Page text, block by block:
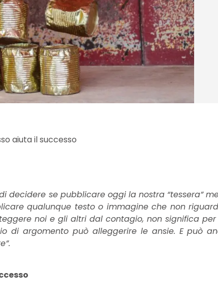
aiuta il successo
se pubblicare oggi la nostra “tessera”
qualunque testo o immagine che non
noi e gli altri dal contagio, non significa
di argomento può alleggerire le ansie. E può